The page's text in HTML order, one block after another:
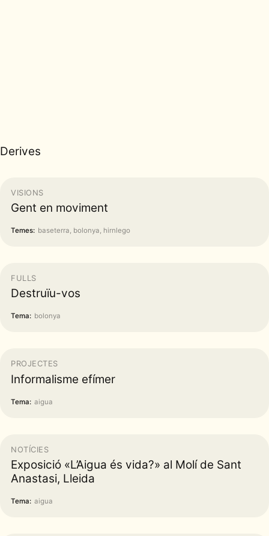
Derives
VISIONS
Gent en moviment
Temes: baseterra, bolonya, hirnlego
FULLS
Destruïu-vos
Tema: bolonya
PROJECTES
Informalisme efímer
Tema: aigua
NOTÍCIES
Exposició «L’Aigua és vida?» al Molí de Sant
Anastasi, Lleida
Tema: aigua